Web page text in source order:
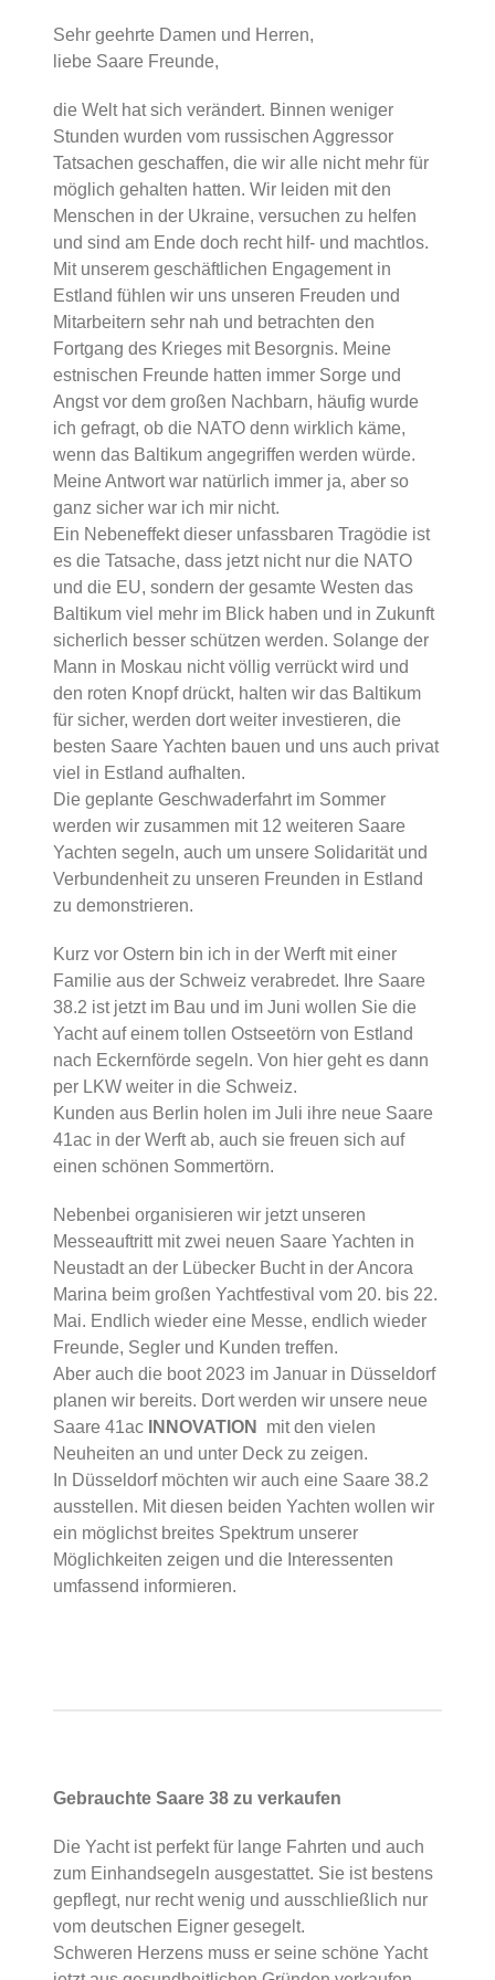
Sehr geehrte Damen und Herren,
liebe Saare Freunde,
die Welt hat sich verändert. Binnen weniger
Stunden wurden vom russischen Aggressor
Tatsachen geschaffen, die wir alle nicht mehr für
möglich gehalten hatten. Wir leiden mit den
Menschen in der Ukraine, versuchen zu helfen
und sind am Ende doch recht hilf- und machtlos.
Mit unserem geschäftlichen Engagement in
Estland fühlen wir uns unseren Freuden und
Mitarbeitern sehr nah und betrachten den
Fortgang des Krieges mit Besorgnis. Meine
estnischen Freunde hatten immer Sorge und
Angst vor dem großen Nachbarn, häufig wurde
ich gefragt, ob die NATO denn wirklich käme,
wenn das Baltikum angegriffen werden würde.
Meine Antwort war natürlich immer ja, aber so
ganz sicher war ich mir nicht.
Ein Nebeneffekt dieser unfassbaren Tragödie ist
es die Tatsache, dass jetzt nicht nur die NATO
und die EU, sondern der gesamte Westen das
Baltikum viel mehr im Blick haben und in Zukunft
sicherlich besser schützen werden. Solange der
Mann in Moskau nicht völlig verrückt wird und
den roten Knopf drückt, halten wir das Baltikum
für sicher, werden dort weiter investieren, die
besten Saare Yachten bauen und uns auch privat
viel in Estland aufhalten.
Die geplante Geschwaderfahrt im Sommer
werden wir zusammen mit 12 weiteren Saare
Yachten segeln, auch um unsere Solidarität und
Verbundenheit zu unseren Freunden in Estland
zu demonstrieren.
Kurz vor Ostern bin ich in der Werft mit einer
Familie aus der Schweiz verabredet. Ihre Saare
38.2 ist jetzt im Bau und im Juni wollen Sie die
Yacht auf einem tollen Ostseetörn von Estland
nach Eckernförde segeln. Von hier geht es dann
per LKW weiter in die Schweiz.
Kunden aus Berlin holen im Juli ihre neue Saare
41ac in der Werft ab, auch sie freuen sich auf
einen schönen Sommertörn.
Nebenbei organisieren wir jetzt unseren
Messeauftritt mit zwei neuen Saare Yachten in
Neustadt an der Lübecker Bucht in der Ancora
Marina beim großen Yachtfestival vom 20. bis 22.
Mai. Endlich wieder eine Messe, endlich wieder
Freunde, Segler und Kunden treffen.
Aber auch die boot 2023 im Januar in Düsseldorf
planen wir bereits. Dort werden wir unsere neue
Saare 41ac
INNOVATION
mit den vielen
Neuheiten an und unter Deck zu zeigen.
In Düsseldorf möchten wir auch eine Saare 38.2
ausstellen. Mit diesen beiden Yachten wollen wir
ein möglichst breites Spektrum unserer
Möglichkeiten zeigen und die Interessenten
umfassend informieren.
Gebrauchte Saare 38 zu verkaufen
Die Yacht ist perfekt für lange Fahrten und auch
zum Einhandsegeln ausgestattet. Sie ist bestens
gepflegt, nur recht wenig und ausschließlich nur
vom deutschen Eigner gesegelt.
Schweren Herzens muss er seine schöne Yacht